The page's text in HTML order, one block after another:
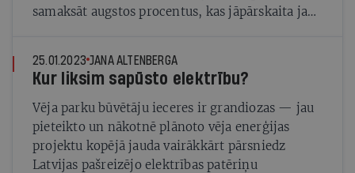
samaksāt augstos procentus, kas jāpārskaita jau
25.01.2023 JANA ALTENBERGA
Kur liksim sapūsto elektrību?
Vēja parku būvētāju ieceres ir grandiozas — jau
pieteikto un nākotnē plānoto vēja enerģijas
projektu kopējā jauda vairākkārt pārsniedz
Latvijas pašreizējo elektrības patēriņu